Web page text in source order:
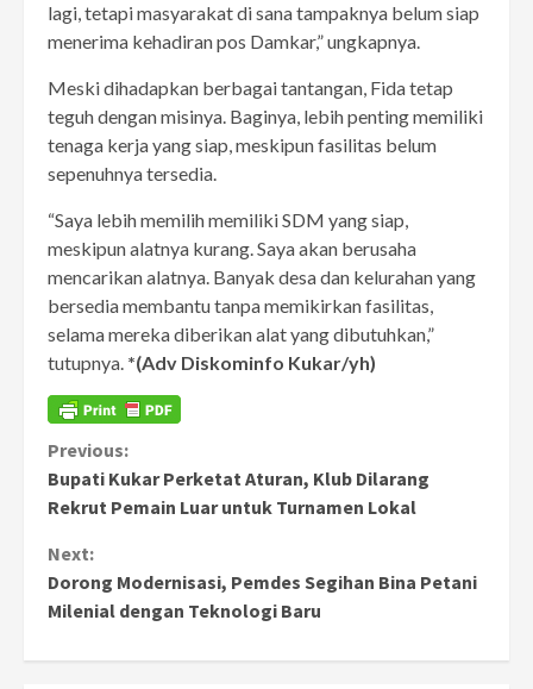
lagi, tetapi masyarakat di sana tampaknya belum siap
menerima kehadiran pos Damkar,” ungkapnya.
Meski dihadapkan berbagai tantangan, Fida tetap
teguh dengan misinya. Baginya, lebih penting memiliki
tenaga kerja yang siap, meskipun fasilitas belum
sepenuhnya tersedia.
“Saya lebih memilih memiliki SDM yang siap,
meskipun alatnya kurang. Saya akan berusaha
mencarikan alatnya. Banyak desa dan kelurahan yang
bersedia membantu tanpa memikirkan fasilitas,
selama mereka diberikan alat yang dibutuhkan,”
tutupnya. *(Adv Diskominfo Kukar/yh)
Continue
Reading
Previous:
Bupati Kukar Perketat Aturan, Klub Dilarang
Rekrut Pemain Luar untuk Turnamen Lokal
Next:
Dorong Modernisasi, Pemdes Segihan Bina Petani
Milenial dengan Teknologi Baru